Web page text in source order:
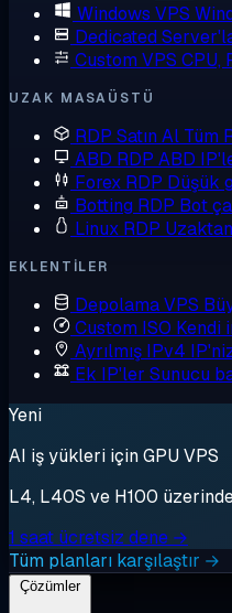
Windows VPS
Dedicated
Custom VPS CPU,
UZAK MASAÜSTÜ
RDP Satın Al Tüm
ABD RDP ABD
Forex RDP Düşük
Botting RDP Bot
Linux RDP
EKLENTILER
Depolama VPS
Custom ISO Kendi
Ayrılmış IPv4
Ek IP'ler Sunucu
Yeni
AI iş yükleri için GPU VPS
L4, L40S ve H100
1 saat ücretsiz dene →
Tüm planları karşılaştır →
Çözümler